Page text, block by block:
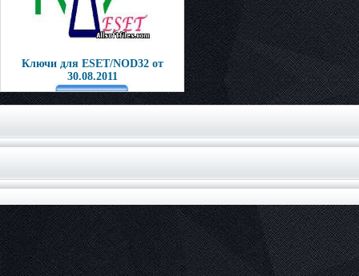
Ключи для ESET/NOD32 от
30.08.2011